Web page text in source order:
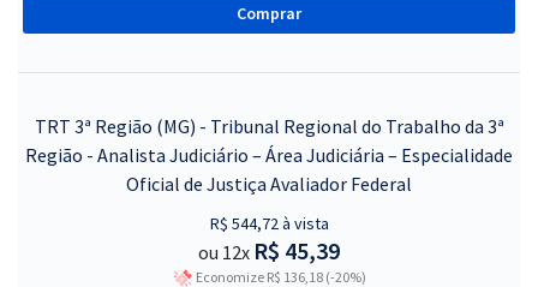
Comprar
TRT 3ª Região (MG) - Tribunal Regional do Trabalho da 3ª
Região - Analista Judiciário – Área Judiciária – Especialidade
Oficial de Justiça Avaliador Federal
R$ 544,72 à vista
ou 12x R$ 45,39
Economize R$ 136,18 (-20%)